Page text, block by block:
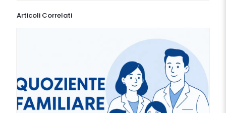
Articoli Correlati